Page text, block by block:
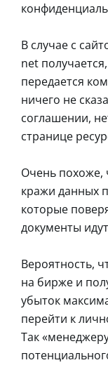
В случае с
net
передается
ничего не
соглашении,
странице
Очень похоже,
кражи данных
которые
документы
Вероятность,
на бирже и
убыток
перейти к
Так